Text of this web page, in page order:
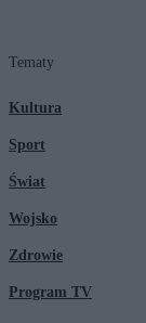
Tematy
Kultura
Sport
Świat
Wojsko
Zdrowie
Program TV